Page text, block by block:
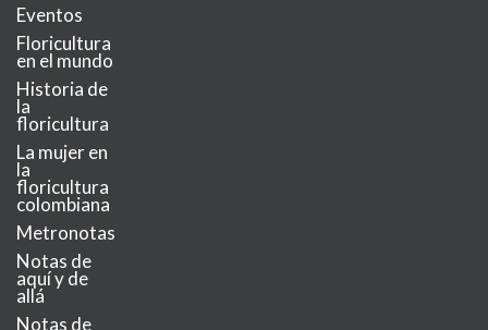
Eventos
Floricultura
en el mundo
Historia de
la
floricultura
La mujer en
la
floricultura
colombiana
Metronotas
Notas de
aquí y de
allá
Notas de